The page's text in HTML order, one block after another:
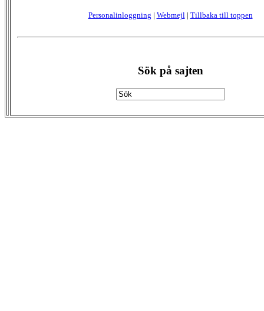
Personalinloggning | Webmejl | Tillbaka till toppen
Sök på sajten